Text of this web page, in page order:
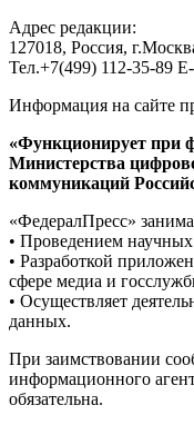
Адрес редакции:
127018, Россия,
Тел.+7(499) 112-35-89
Информация на сайте
«Функционирует при
Министерства
коммуникаций
«ФедералПресс»
• Проведением
• Разработкой
сфере медиа и
• Осуществляет
данных.
При заимствовании
информационного
обязательна.